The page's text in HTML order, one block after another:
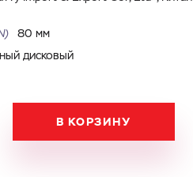
80 мм
дисковый
В КОРЗИНУ